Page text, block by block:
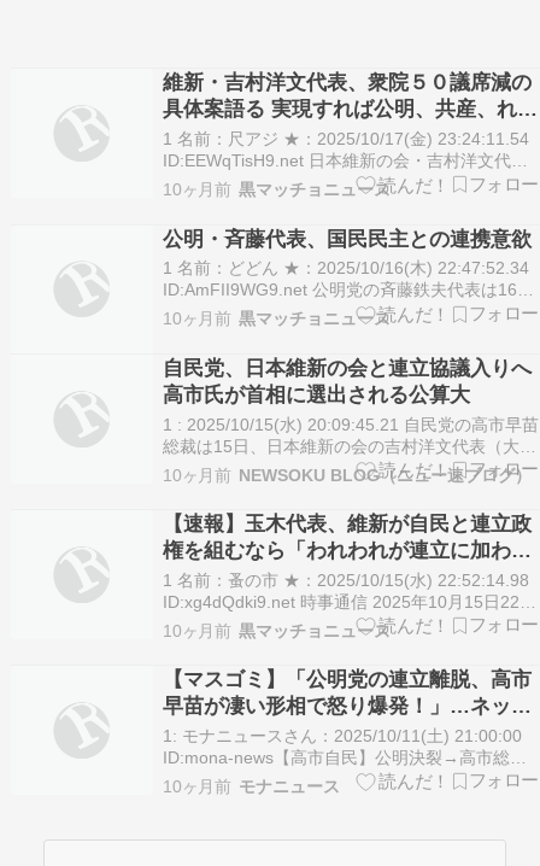
維新・吉村洋文代表、衆院５０議席減の
具体案語る 実現すれば公明、共産、れい
わなど厳しい選挙戦に
1 名前：尺アジ ★：2025/10/17(金) 23:24:11.54
ID:EEWqTisH9.net 日本維新の会・吉村洋文代表
（大阪府知事）が１７日、フジテレビの情報番組
「サン！シャイン」（月～金曜・前８時１４分）
に生出演。自民党との連立政権樹立に向け、維新
として主張す…
10ヶ月前 黒マッチョニュース
公明・斉藤代表、国民民主との連携意欲
1 名前：どどん ★：2025/10/16(木) 22:47:52.34
ID:AmFII9WG9.net 公明党の斉藤鉄夫代表は16
日、国民民主党の玉木雄一郎代表と国会内で会談
した。両氏は企業・団体献金の規制強化に関する
政治資金規正法改正案の成立に向けた連携を改め
て確認した。…
10ヶ月前 黒マッチョニュース
自民党、日本維新の会と連立協議入りへ
高市氏が首相に選出される公算大
1 : 2025/10/15(水) 20:09:45.21 自民党の高市早苗
総裁は15日、日本維新の会の吉村洋文代表（大阪
府知事）と国会内で会談した。両者は連立政権に
向けて16日から政策協議を始めることで一致し
た。高市... 【記事の続きを読む（NEWSOKU
BLOG）】
10ヶ月前 NEWSOKU BLOG（ニュー速ブログ）
【速報】玉木代表、維新が自民と連立政
権を組むなら「われわれが連立に加わる
必要はない」
1 名前：蚤の市 ★：2025/10/15(水) 22:52:14.98
ID:xg4dQdki9.net 時事通信 2025年10月15日22時
41分配信 https://www.jiji.com/jc/article?
k=2025101501224&g=flash 国民民主…
10ヶ月前 黒マッチョニュース
【マスゴミ】「公明党の連立離脱、高市
早苗が凄い形相で怒り爆発！」…ネット
「これが『支持率が下がるような写真』
ですね」「やはりマスゴミは国民の敵」
1: モナニュースさん：2025/10/11(土) 21:00:00
ID:mona-news【高市自民】公明決裂→高市総裁
が凄い形相で会見 怒り爆発 私が総裁だから離脱
するのか！「一方的に離脱伝えられた」不満爆発
明党の党首会談が１０日…
10ヶ月前 モナニュース